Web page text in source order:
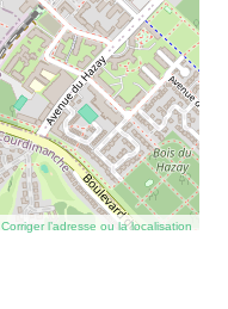
Corriger l’adresse ou la localisation